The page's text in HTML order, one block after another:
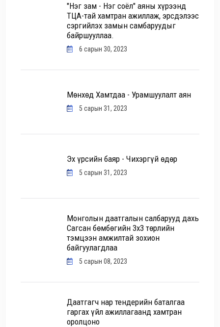
"Нэг зам - Нэг соёл" аяны хүрээнд
ТЦА-тай хамтран ажиллаж, эрсдэлээс
сэргийлэх замын самбаруудыг
байршууллаа.
6 сарын 30, 2023
Мөнхөд Хамтдаа - Урамшуулалт аян
5 сарын 31, 2023
Эх үрсийн баяр - Чихэргүй өдөр
5 сарын 31, 2023
Монголын даатгалын салбарууд дахь
Сагсан бөмбөгийн 3х3 төрлийн
тэмцээн амжилтай зохион
байгуулагдлаа
5 сарын 08, 2023
Даатгагч нар тендерийн баталгаа
гаргах үйл ажиллагаанд хамтран
оролцоно